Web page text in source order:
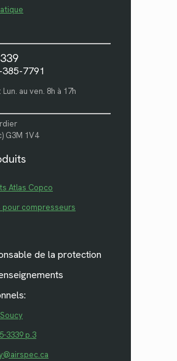
7791
au ven. 8h à 17h
G3M 1V4
Atlas Copco
pour compresseurs
de la protection
3339 p.3